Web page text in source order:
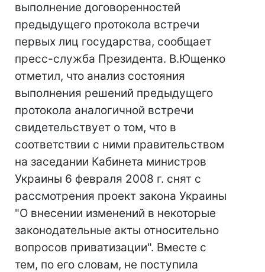
выполнение договоренностей
предыдущего протокола встречи
первых лиц государства, сообщает
пресс-служба Президента. В.Ющенко
отметил, что анализ состояния
выполнения решений предыдущего
протокола аналогичной встречи
свидетельствует о том, что в
соответствии с ними правительством
на заседании Кабинета министров
Украины 6 февраля 2008 г. снят с
рассмотрения проект закона Украины
"О внесении изменений в некоторые
законодательные акты относительно
вопросов приватизации". Вместе с
тем, по его словам, не поступила